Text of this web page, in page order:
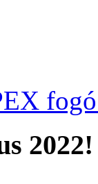
fogó
2022!